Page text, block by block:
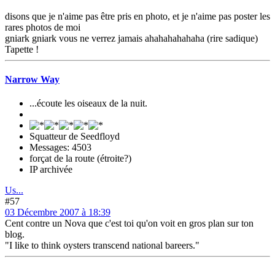
disons que je n'aime pas être pris en photo, et je n'aime pas poster les
rares photos de moi
gniark gniark vous ne verrez jamais ahahahahahaha (rire sadique)
Tapette !
Narrow Way
...écoute les oiseaux de la nuit.
Squatteur de Seedfloyd
Messages: 4503
forçat de la route (étroite?)
IP archivée
Us...
#57
03 Décembre 2007 à 18:39
Cent contre un Nova que c'est toi qu'on voit en gros plan sur ton
blog.
"I like to think oysters transcend national bareers."